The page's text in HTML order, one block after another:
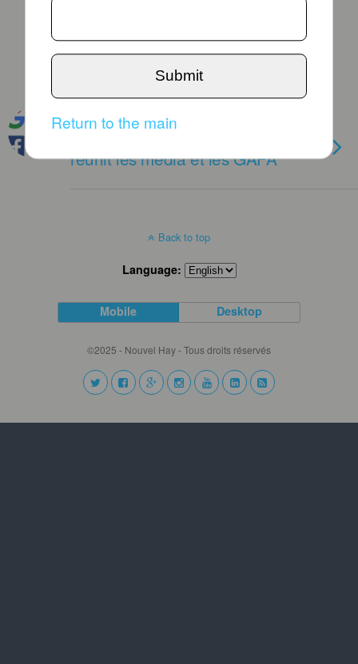
A Athènes le sommet du GEN
réunit les media et les GAFA
Back to top
Language:
Mobile Desktop
©2025 - Nouvel Hay - Tous droits réservés
Submit
Return to the main